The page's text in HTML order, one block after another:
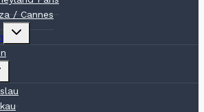
/ Cannes
Untermenü
umschalten